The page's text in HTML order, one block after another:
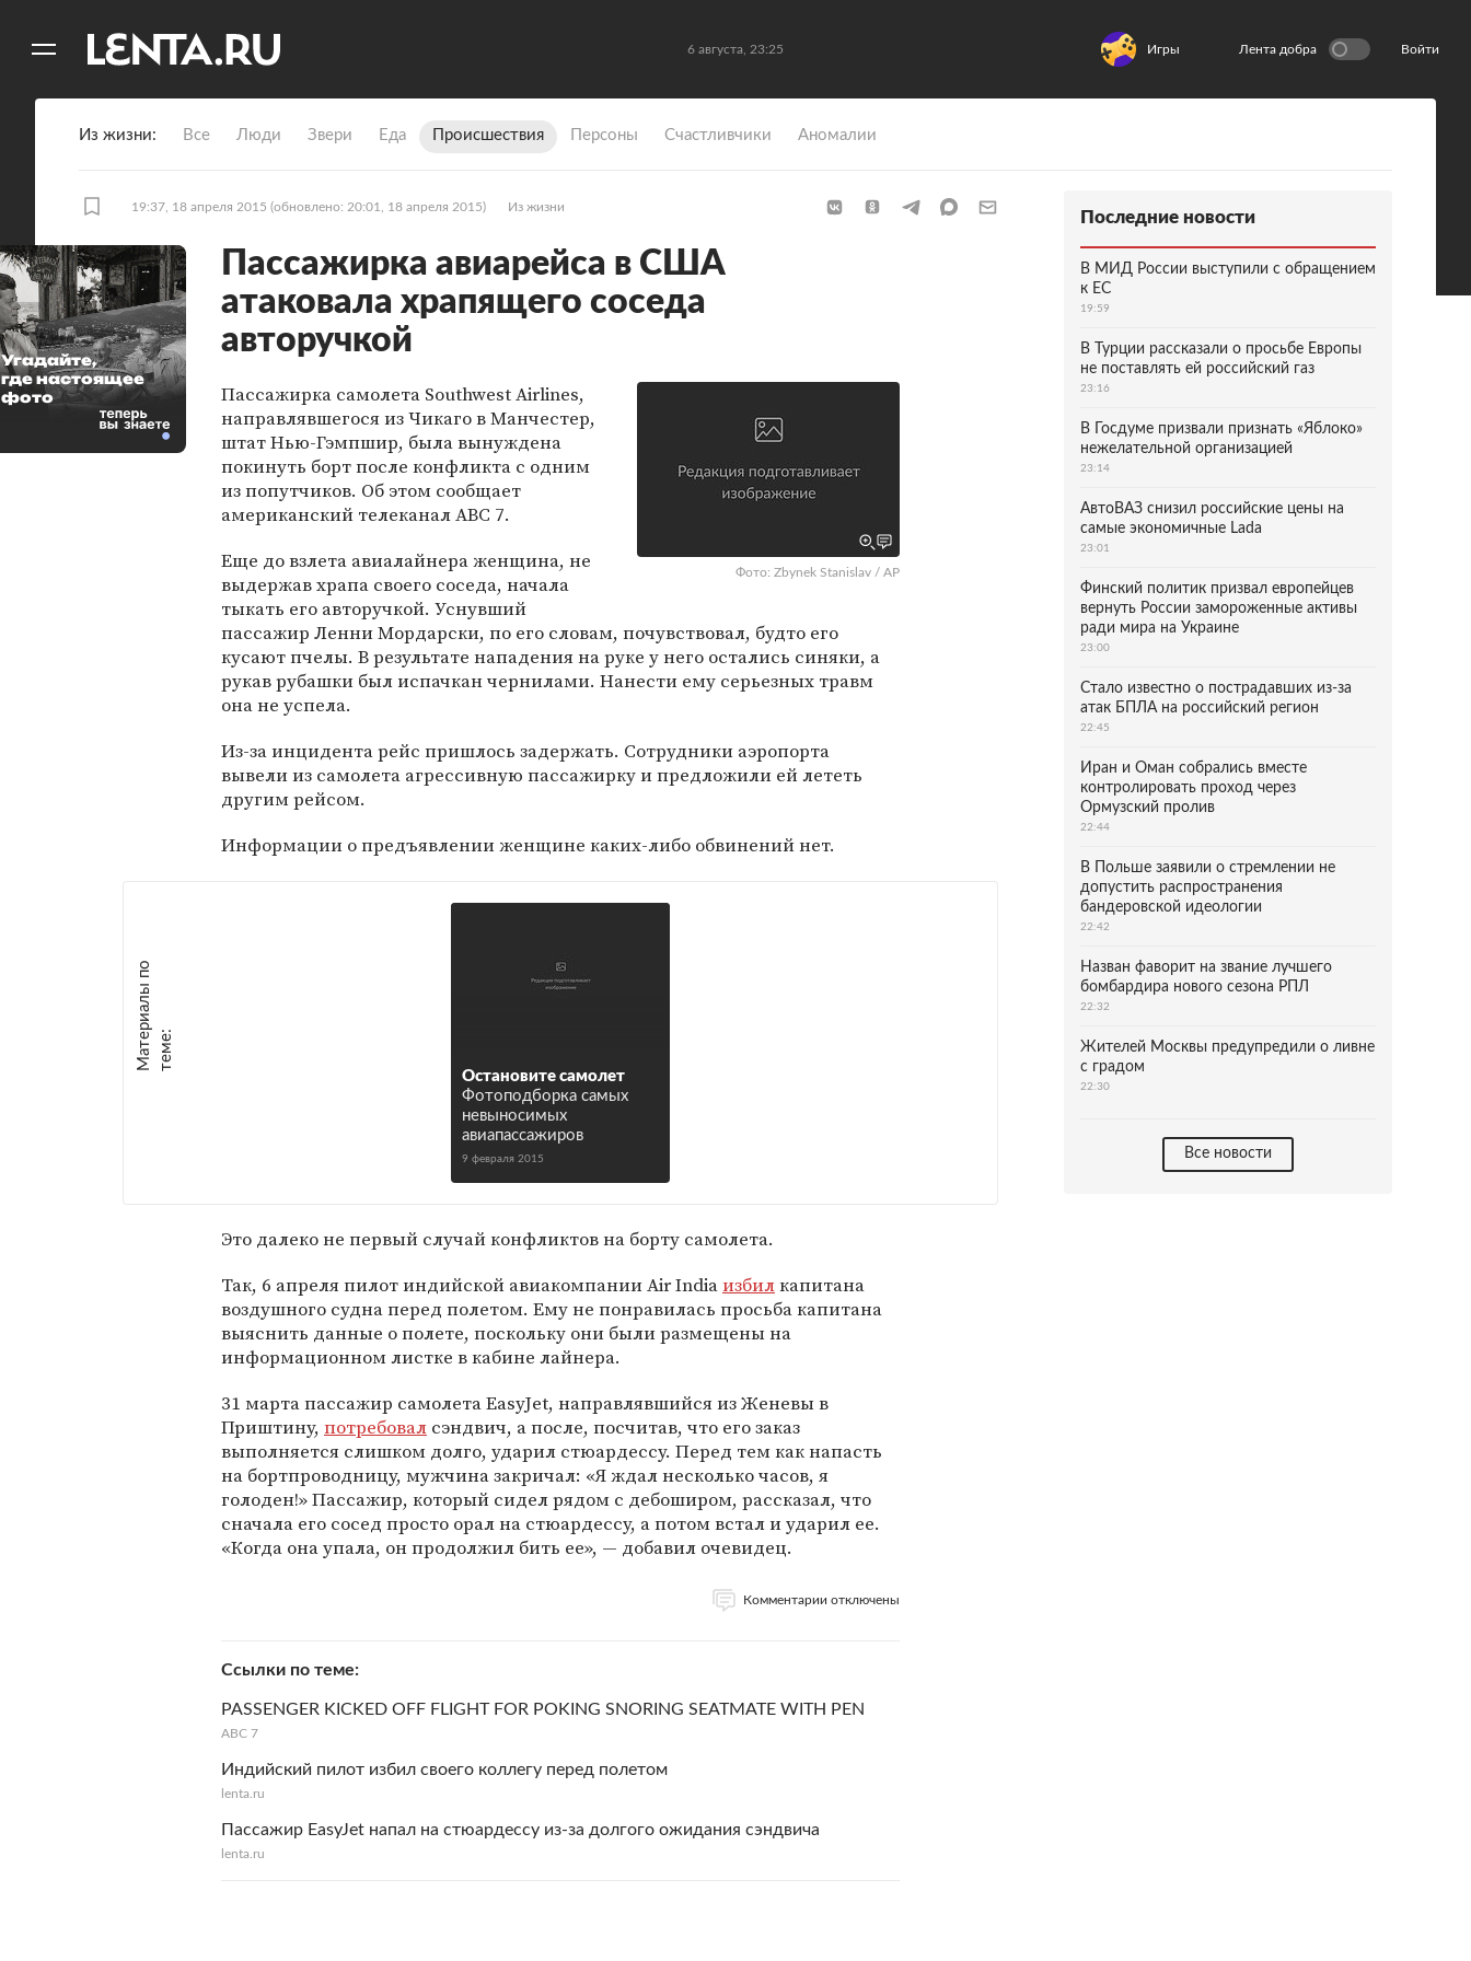
6 августа, 23:25 Игры Лента добра Войти
Из жизни Все Люди Звери Еда Происшествия Персоны Счастливчики Аномалии
19:37, 18 апреля 2015 (обновлено: 20:01, 18 апреля 2015) Из жизни
Пассажирка авиарейса в США
атаковала храпящего соседа
авторучкой
Фото: Zbynek Stanislav / AP
Пассажирка самолета Southwest Airlines,
направлявшегося из Чикаго в Манчестер,
штат Нью-Гэмпшир, была вынуждена
покинуть борт после конфликта с одним
из попутчиков. Об этом сообщает
американский телеканал ABC 7.
Еще до взлета авиалайнера женщина, не
выдержав храпа своего соседа, начала
тыкать его авторучкой. Уснувший
пассажир Ленни Мордарски, по его словам, почувствовал, будто его
кусают пчелы. В результате нападения на руке у него остались синяки, а
рукав рубашки был испачкан чернилами. Нанести ему серьезных травм
она не успела.
Из-за инцидента рейс пришлось задержать. Сотрудники аэропорта
вывели из самолета агрессивную пассажирку и предложили ей лететь
другим рейсом.
Информации о предъявлении женщине каких-либо обвинений нет.
М
а
т е
р
и
а
л
ы
п
о
т
е
м
е :
Остановите самолет
Фотоподборка самых
невыносимых
авиапассажиров
9 февраля 2015
Это далеко не первый случай конфликтов на борту самолета.
Так, 6 апреля пилот индийской авиакомпании Air Indiaизбилкапитана
воздушного судна перед полетом. Ему не понравилась просьба капитана
выяснить данные о полете, поскольку они были размещены на
информационном листке в кабине лайнера.
31 марта пассажир самолета EasyJet, направлявшийся из Женевы в
Приштину, потребовал сэндвич, а после, посчитав, что его заказ
выполняется слишком долго, ударил стюардессу. Перед тем как напасть
на бортпроводницу, мужчина закричал: «Я ждал несколько часов, я
голоден!» Пассажир, который сидел рядом с дебоширом, рассказал, что
сначала его сосед просто орал на стюардессу, а потом встал и ударил ее.
«Когда она упала, он продолжил бить ее», — добавил очевидец.
Комментарии отключены
Ссылки по теме
PASSENGER KICKED OFF FLIGHT FOR POKING SNORING SEATMATE WITH PEN
ABC 7
Индийский пилот избил своего коллегу перед полетом
lenta.ru
Пассажир EasyJet напал на стюардессу из-за долгого ожидания сэндвича
lenta.ru
Угадайте,
где настоящее
фото
Последние новости
В МИД России выступили с обращением
к ЕС
19:59
В Турции рассказали о просьбе Европы
не поставлять ей российский газ
23:16
В Госдуме призвали признать «Яблоко»
нежелательной организацией
23:14
АвтоВАЗ снизил российские цены на
самые экономичные Lada
23:01
Финский политик призвал европейцев
вернуть России замороженные активы
ради мира на Украине
23:00
Стало известно о пострадавших из-за
атак БПЛА на российский регион
22:45
Иран и Оман собрались вместе
контролировать проход через
Ормузский пролив
22:44
В Польше заявили о стремлении не
допустить распространения
бандеровской идеологии
22:42
Назван фаворит на звание лучшего
бомбардира нового сезона РПЛ
22:32
Жителей Москвы предупредили о ливне
с градом
22:30
Все новости